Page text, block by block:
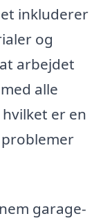
inkluderer
og
arbejdet
alle
er en
garage-